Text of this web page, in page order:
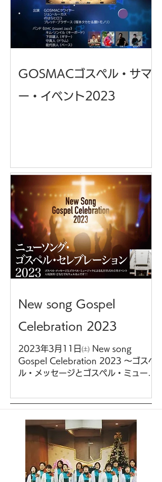
GOSMACゴスペル・サマ
ー・イベント2023
New song Gospel
Celebration 2023
2023年3月11日㈯ New song
Gospel Celebration 2023 ～ゴスペ
ル・メッセージとゴスペル・ミュージ